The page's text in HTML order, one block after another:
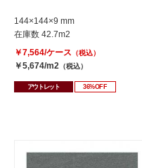
144×144×9 mm
在庫数 42.7m2
￥7,564/ケース （税込）
￥5,674/m2 （税込）
アウトレット 36%OFF